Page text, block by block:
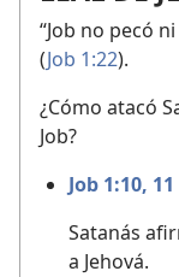
“Job no pecó
(Job 1:22).
¿Cómo atacó
Job?
Job 1:10, 11
Satanás
a Jehová.